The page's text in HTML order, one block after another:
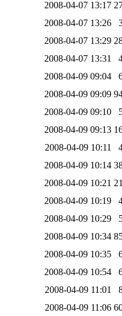
2008-04-07 13:17
2008-04-07 13:26
2008-04-07 13:29
2008-04-07 13:31
2008-04-09 09:04
2008-04-09 09:09
2008-04-09 09:10
2008-04-09 09:13
2008-04-09 10:11
2008-04-09 10:14
2008-04-09 10:21
2008-04-09 10:19
2008-04-09 10:29
2008-04-09 10:34
2008-04-09 10:35
2008-04-09 10:54
2008-04-09 11:01
2008-04-09 11:06